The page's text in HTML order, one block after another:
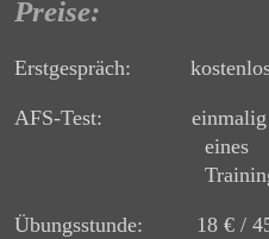
Preise:
Erstgespräch:
AFS-Test: einmalig
eines
Übungsstunde: 18 € / 45